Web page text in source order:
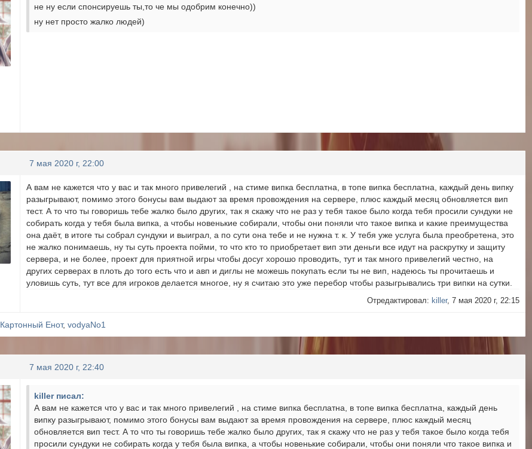
не ну если спонсируешь ты,то че мы одобрим конечно))
ну нет просто жалко людей)
7 мая 2020 г, 22:00
А вам не кажется что у вас и так много привелегий , на стиме випка бесплатна, в топе випка бесплатна, каждый день випку
разыгрывают, помимо этого бонусы вам выдают за время провождения на сервере, плюс каждый месяц обновляется вип
тест. А то что ты говоришь тебе жалко было других, так я скажу что не раз у тебя такое было когда тебя просили сундуки не
собирать когда у тебя была випка, а чтобы новенькие собирали, чтобы они поняли что такое випка и какие преимущества
она даёт, в итоге ты собрал сундуки и выиграл, а по сути она тебе и не нужна т. к. У тебя уже услуга была преобретена, это
не жалко понимаешь, ну ты суть проекта пойми, то что кто то приобретает вип эти деньги все идут на раскрутку и защиту
сервера, и не более, проект для приятной игры чтобы досуг хорошо проводить, тут и так много привелегий честно, на
других серверах в плоть до того есть что и авп и диглы не можешь покупать если ты не вип, надеюсь ты прочитаешь и
уловишь суть, тут все для игроков делается многое, ну я считаю это уже перебор чтобы разыгрывались три випки на сутки.
Отредактировал: killer, 7 мая 2020 г, 22:15
Картонный Енот,vodyaNo1
7 мая 2020 г, 22:40
killer писал:
А вам не кажется что у вас и так много привелегий , на стиме випка бесплатна, в топе випка бесплатна, каждый день
випку разыгрывают, помимо этого бонусы вам выдают за время провождения на сервере, плюс каждый месяц
обновляется вип тест. А то что ты говоришь тебе жалко было других, так я скажу что не раз у тебя такое было когда тебя
просили сундуки не собирать когда у тебя была випка, а чтобы новенькие собирали, чтобы они поняли что такое випка и